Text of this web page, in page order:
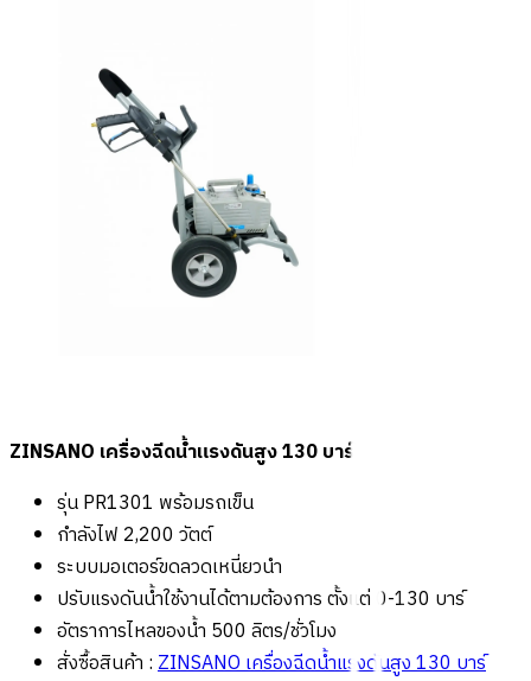
ZINSANO เครื่องฉีดน้ำแรงดันสูง 130 บาร์
รุ่น PR1301 พร้อมรถเข็น
กำลังไฟ 2,200 วัตต์
ระบบมอเตอร์ขดลวดเหนี่ยวนำ
ปรับแรงดันน้ำใช้งานได้ตามต้องการ ตั้งแต่ 0-130 บาร์
อัตราการไหลของน้ำ 500 ลิตร/ชั่วโมง
สั่งซื้อสินค้า :ZINSANO เครื่องฉีดน้ำแรงดันสูง 130 บาร์